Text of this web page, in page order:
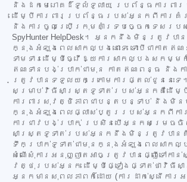
និងដកមេរោគដ៏ទូលំទូលាយ ប្រព័ន្ធការពា
ដើម្បីការពារប្រព័ន្ធរបស់អ្នកពីការគំរា
និងការចូលប្រើក្រុមគាំទ្របច្ចេកទេសរបស់
SpyHunter HelpDesk។ អ្នកនឹងមិនត្រូវបា
ក្នុងអំឡុងពេលសាកល្បងនោះទេ ទោះបីជាកាតឥ
ទាមទារដើម្បីធ្វើឱ្យការសាកល្បងសកម្មក៏
ឥណទានបង់ប្រាក់ជាមុន កាតឥណពន្ធ និងក
ត្រូវបានទទួលយកក្រោមការផ្តល់ជូននេះទេ
សម្រាប់វិធីសាស្ត្រទូទាត់របស់អ្នកគឺដើម្បីជួ
ការពារសុវត្ថិភាពជាបន្តបន្ទាប់ និងមិនម
ក្នុងអំឡុងពេលផ្លាស់ប្តូររបស់អ្នកពីការ
ការជាវបង់ប្រាក់ ប្រសិនបើអ្នកសម្រេ
សាស្ត្រទូទាត់របស់អ្នកនឹងមិនត្រូវបាន
ទឹកប្រាក់ទូទាត់ជាមុនក្នុងអំឡុងពេលសាកល្បងន
សំណើសុំការអនុញ្ញាតអាចត្រូវបានផ្ញើទៅកា
វត្ថុរបស់អ្នក ដើម្បីផ្ទៀងផ្ទាត់ថាវិធីស
អ្នកមានសុពលភាពក៏ដោយ (ការដាក់ស្នើការអ